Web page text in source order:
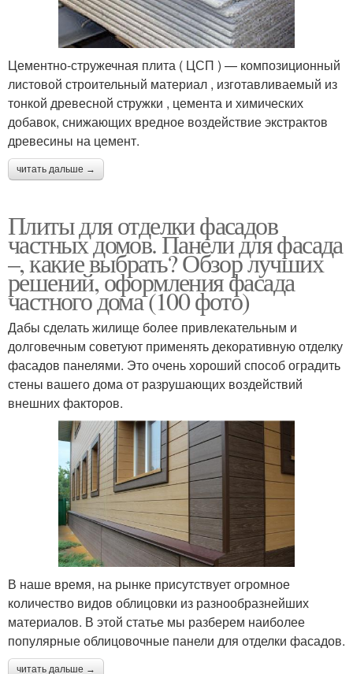
Цементно-стружечная плита ( ЦСП ) — композиционный
листовой строительный материал , изготавливаемый из
тонкой древесной стружки , цемента и химических
добавок, снижающих вредное воздействие экстрактов
древесины на цемент.
читать дальше →
Плиты для отделки фасадов
частных домов. Панели для фасада
–, какие выбрать? Обзор лучших
решений, оформления фасада
частного дома (100 фото)
Дабы сделать жилище более привлекательным и
долговечным советуют применять декоративную отделку
фасадов панелями. Это очень хороший способ оградить
стены вашего дома от разрушающих воздействий
внешних факторов.
В наше время, на рынке присутствует огромное
количество видов облицовки из разнообразнейших
материалов. В этой статье мы разберем наиболее
популярные облицовочные панели для отделки фасадов.
читать дальше →